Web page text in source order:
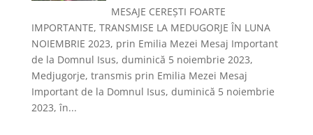
MESAJE CEREȘTI FOARTE
IMPORTANTE, TRANSMISE LA MEDUGORJE ÎN LUNA
NOIEMBRIE 2023, prin Emilia Mezei Mesaj Important
de la Domnul Isus, duminică 5 noiembrie 2023,
Medjugorje, transmis prin Emilia Mezei Mesaj
Important de la Domnul Isus, duminică 5 noiembrie
2023, în...